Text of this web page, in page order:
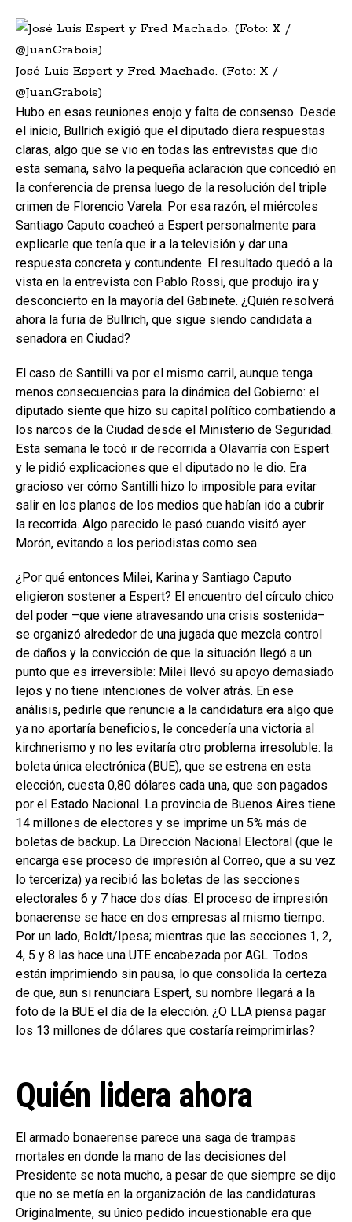
José Luis Espert y Fred Machado. (Foto: X /
@JuanGrabois)
Hubo en esas reuniones enojo y falta de consenso. Desde
el inicio, Bullrich exigió que el diputado diera respuestas
claras, algo que se vio en todas las entrevistas que dio
esta semana, salvo la pequeña aclaración que concedió en
la conferencia de prensa luego de la resolución del triple
crimen de Florencio Varela. Por esa razón, el miércoles
Santiago Caputo coacheó a Espert personalmente para
explicarle que tenía que ir a la televisión y dar una
respuesta concreta y contundente. El resultado quedó a la
vista en la entrevista con Pablo Rossi, que produjo ira y
desconcierto en la mayoría del Gabinete. ¿Quién resolverá
ahora la furia de Bullrich, que sigue siendo candidata a
senadora en Ciudad?
El caso de Santilli va por el mismo carril, aunque tenga
menos consecuencias para la dinámica del Gobierno: el
diputado siente que hizo su capital político combatiendo a
los narcos de la Ciudad desde el Ministerio de Seguridad.
Esta semana le tocó ir de recorrida a Olavarría con Espert
y le pidió explicaciones que el diputado no le dio. Era
gracioso ver cómo Santilli hizo lo imposible para evitar
salir en los planos de los medios que habían ido a cubrir
la recorrida. Algo parecido le pasó cuando visitó ayer
Morón, evitando a los periodistas como sea.
¿Por qué entonces Milei, Karina y Santiago Caputo
eligieron sostener a Espert? El encuentro del círculo chico
del poder –que viene atravesando una crisis sostenida–
se organizó alrededor de una jugada que mezcla control
de daños y la convicción de que la situación llegó a un
punto que es irreversible: Milei llevó su apoyo demasiado
lejos y no tiene intenciones de volver atrás. En ese
análisis, pedirle que renuncie a la candidatura era algo que
ya no aportaría beneficios, le concedería una victoria al
kirchnerismo y no les evitaría otro problema irresoluble: la
boleta única electrónica (BUE), que se estrena en esta
elección, cuesta 0,80 dólares cada una, que son pagados
por el Estado Nacional. La provincia de Buenos Aires tiene
14 millones de electores y se imprime un 5% más de
boletas de backup. La Dirección Nacional Electoral (que le
encarga ese proceso de impresión al Correo, que a su vez
lo terceriza) ya recibió las boletas de las secciones
electorales 6 y 7 hace dos días. El proceso de impresión
bonaerense se hace en dos empresas al mismo tiempo.
Por un lado, Boldt/Ipesa; mientras que las secciones 1, 2,
4, 5 y 8 las hace una UTE encabezada por AGL. Todos
están imprimiendo sin pausa, lo que consolida la certeza
de que, aun si renunciara Espert, su nombre llegará a la
foto de la BUE el día de la elección. ¿O LLA piensa pagar
los 13 millones de dólares que costaría reimprimirlas?
Quién lidera ahora
El armado bonaerense parece una saga de trampas
mortales en donde la mano de las decisiones del
Presidente se nota mucho, a pesar de que siempre se dijo
que no se metía en la organización de las candidaturas.
Originalmente, su único pedido incuestionable era que